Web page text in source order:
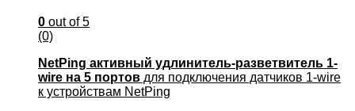
0 out of 5
(0)
NetPing активный удлинитель-разветвитель 1-
wire на 5 портов для подключения датчиков 1-wire
к устройствам NetPing